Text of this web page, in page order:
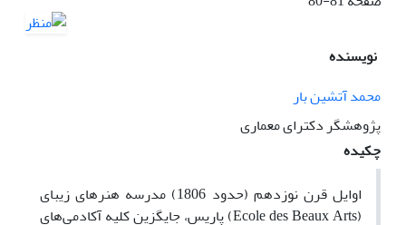
نویسنده
محمد آتشین بار
پژوهشگر دکترای معماری
چکیده
اوایل قرن نوزدهم (حدود 1806) مدرسه هنرهای زیبای
(Ecole des Beaux Arts) پاریس، جایگزین کلیه آکادمی‌های